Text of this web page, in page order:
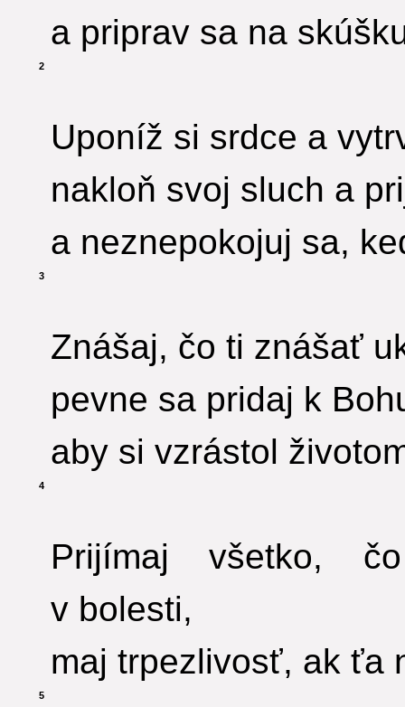
a priprav sa na
2
Uponíž si srdce a
nakloň svoj sluch a
a neznepokojuj sa,
3
Znášaj, čo ti znášať
pevne sa pridaj k
aby si vzrástol
4
Prijímaj všetko,
v bolesti,
maj trpezlivosť, ak ťa
5